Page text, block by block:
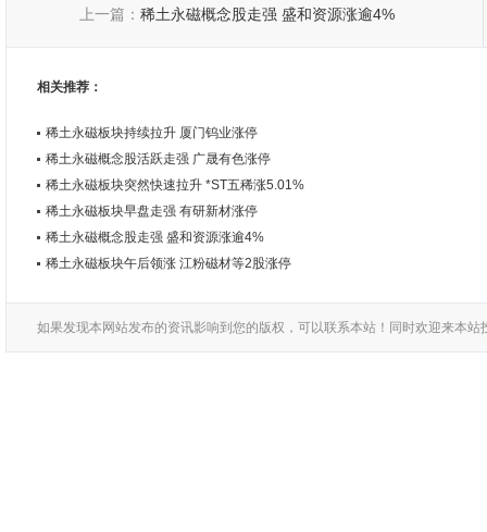
上一篇： 稀土永磁概念股走强 盛和资源涨逾4%
相关推荐：
稀土永磁板块持续拉升 厦门钨业涨停
稀土永磁概念股活跃走强 广晟有色涨停
稀土永磁板块突然快速拉升 *ST五稀涨5.01%
稀土永磁板块早盘走强 有研新材涨停
稀土永磁概念股走强 盛和资源涨逾4%
稀土永磁板块午后领涨 江粉磁材等2股涨停
如果发现本网站发布的资讯影响到您的版权，可以联系本站！同时欢迎来本站